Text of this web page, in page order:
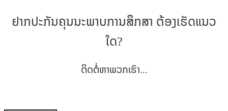
ຢາກປະກັນຄຸນນະພາບການສຶກສາ ຕ້ອງເຮັດແນວ
ໃດ?
ຕິດຕໍ່ຫາພວກເຮົາ...